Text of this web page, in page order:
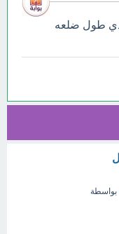
طول ضلعه
بواسطة